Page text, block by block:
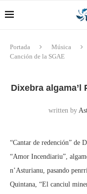
Portada Música
Canción de la SGAE
Dixebra algama’l
written by
“Cantar de redención” de
“Amor Incendiariu”,
n’Asturianu, pasando
Quintana, “El canciul